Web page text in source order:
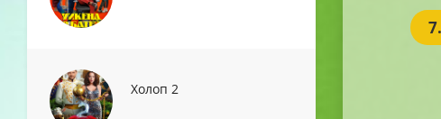
Холоп 2